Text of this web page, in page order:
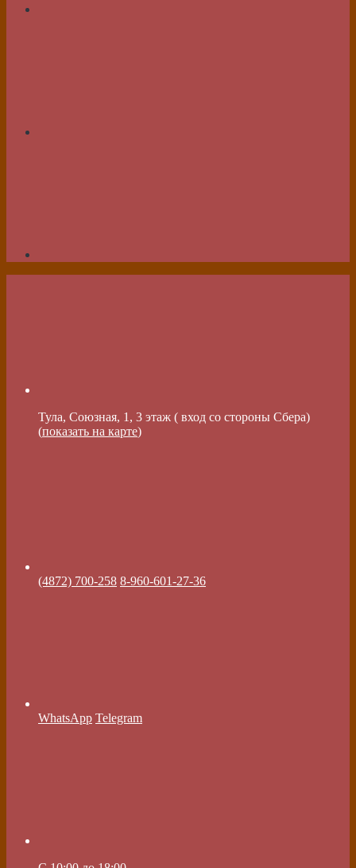
Тула, Союзная, 1, 3 этаж ( вход со стороны Сбера)
(показать на карте)
(4872) 700-258 8-960-601-27-36
WhatsApp Telegram